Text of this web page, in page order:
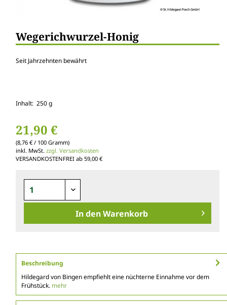
Wegerichwurzel-Honig
Seit Jahrzehnten bewährt
Inhalt: 250 g
21,90 €
(8,76 € / 100 Gramm)
inkl. MwSt. zzgl. Versandkosten
VERSANDKOSTENFREI ab 59,00 €
In den Warenkorb
Beschreibung
Hildegard von Bingen empfiehlt eine nüchterne Einnahme vor dem
Frühstück. mehr